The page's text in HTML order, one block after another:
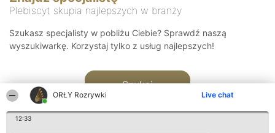
ORŁY Rozrywki Live chat
12:33
Plebiscyt skupia najlepszych w branży
Szukasz specjalisty w pobliżu Ciebie? Sprawdź naszą
wyszukiwarkę. Korzystaj tylko z usług najlepszych!
Szukaj